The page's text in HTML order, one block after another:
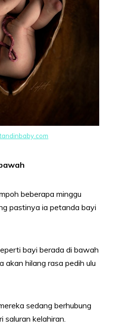
beberapa minggu
pastinya ia petanda bayi
bayi berada di bawah
akan hilang rasa pedih ulu
sedang berhubung
saluran kelahiran.